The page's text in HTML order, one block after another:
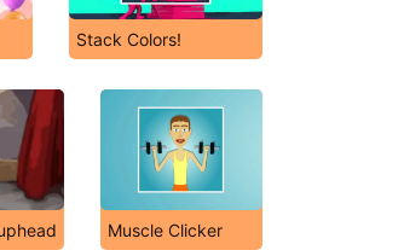
Stack Colors!
Muscle Clicker